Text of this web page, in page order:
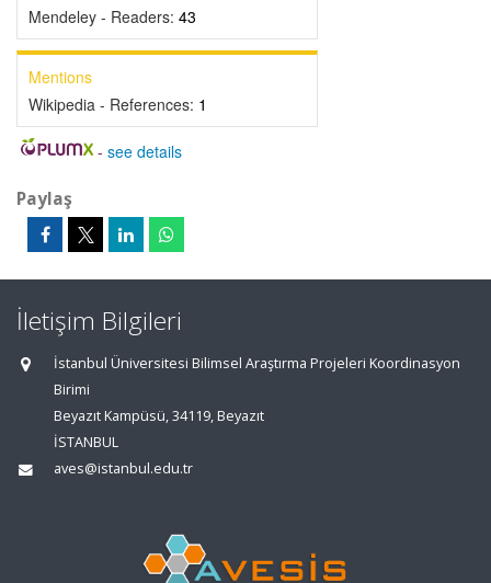
Mendeley - Readers: 43
Mentions
Wikipedia - References: 1
- see details
Paylaş
İletişim Bilgileri
İstanbul Üniversitesi Bilimsel Araştırma Projeleri Koordinasyon
Birimi
Beyazıt Kampüsü, 34119, Beyazıt
İSTANBUL
aves@istanbul.edu.tr